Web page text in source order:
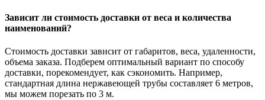
Зависит ли стоимость доставки от веса и количества
наименований?
Стоимость доставки зависит от габаритов, веса, удаленности,
объема заказа. Подберем оптимальный вариант по способу
доставки, порекомендует, как сэкономить. Например,
стандартная длина нержавеющей трубы составляет 6 метров,
мы можем порезать по 3 м.